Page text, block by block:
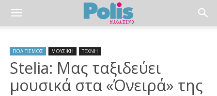
ΠΟΛΙΤΙΣΜΟΣ ΜΟΥΣΙΚΗ ΤΕΧΝΗ
Stelia: Μας ταξιδεύει
μουσικά στα «Όνειρά» της